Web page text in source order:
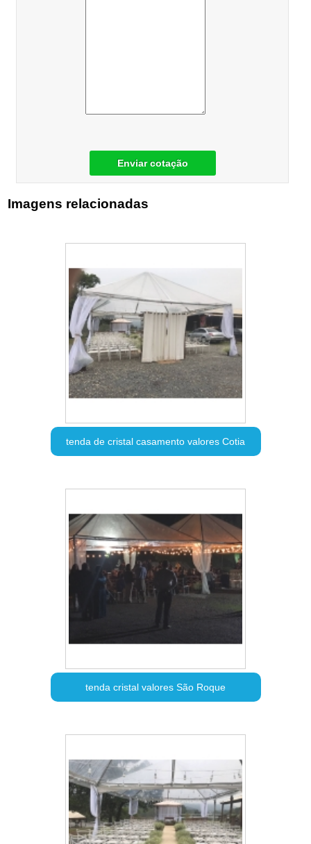
Enviar cotação
Imagens relacionadas
tenda de cristal casamento valores Cotia
tenda cristal valores São Roque